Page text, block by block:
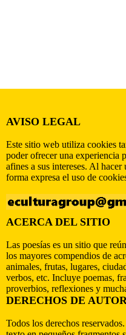
AVISO LEGAL
Este sitio web utiliza cookies
poder ofrecer una experiencia
afines a sus intereses. Al hacer
forma expresa el uso de
ACERCA DEL SITIO
Las poesías es un sitio que
los mayores compendios de
animales, frutas, lugares,
verbos, etc. Incluye poemas,
proverbios, reflexiones y
DERECHOS DE
Todos los derechos